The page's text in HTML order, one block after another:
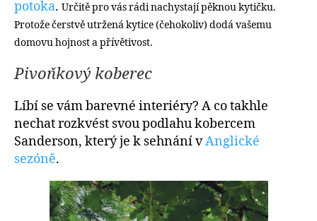
potoka. Určitě pro vás rádi nachystají pěknou kytičku.
Protože čerstvě utržená kytice (čehokoliv) dodá vašemu
domovu hojnost a přívětivost.
Pivoňkový koberec
Líbí se vám barevné interiéry? A co takhle
nechat rozkvést svou podlahu kobercem
Sanderson, který je k sehnání vAnglické
sezóně.